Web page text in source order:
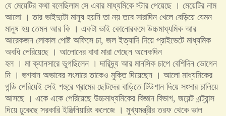
যে মেয়েটির কথা বলেছিলাম সে এবার মাধ্যমিকে স্টার পেয়েছে । মেয়েটির নাম
আলো । তার ভাইদুটো মানুষ হয়নি তা নয় তবে সারাদিন খেলে বেড়িয়ে যেমন
মানুষ হয় তেমন আর কি । একটা ভাই কোনোরকমে উচ্চমাধ্যমিক আর
আরেকজন লোকাল পোষ্ট অফিসে চা, জল ইত্যাদি দিয়ে প্রাইভেটে মাধ্যমিক
অবধি পেরিয়েছে । আলোদের বাবা মারা গেছেন অনেকদিন
হল । মা ক্যানসারে ভুগছিলেন । দারিদ্র্য আর মানসিক চাপে বেশিদিন ভোগেন
নি । ভগবান অভাবের সংসারে তাকেও মুক্তি দিয়েছেন । আলো মাধ্যমিকের
গন্ডি পেরিয়েই সেই শহুরে গ্রামের ছোটদের বাড়িতে টিউশান দিয়ে সংসার চালিয়ে
আসছে । একে একে পেরিয়েছে উচ্চমাধ্যমিকের বিজ্ঞান বিভাগ, জয়েন্ট এন্ট্রান্স
দিয়ে ঢুকেছে সরকারি ইঞ্জিনিয়ারিং কলেজে । মুখ্যমন্ত্রীর তরফ থেকে ভাল